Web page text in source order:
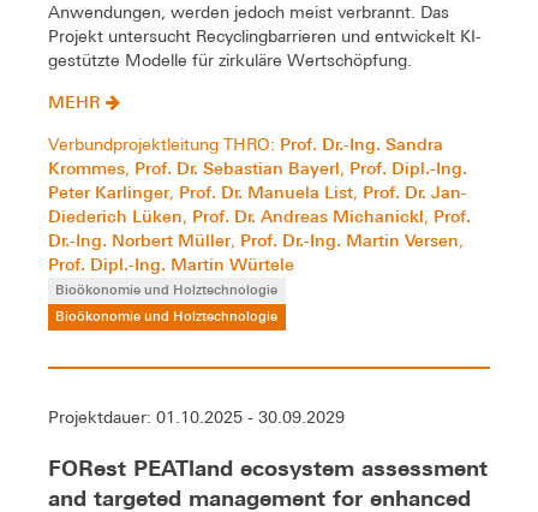
Anwendungen, werden jedoch meist verbrannt. Das
Projekt untersucht Recyclingbarrieren und entwickelt KI-
gestützte Modelle für zirkuläre Wertschöpfung.
MEHR
Verbundprojektleitung THRO: Prof. Dr.-Ing. Sandra
Krommes, Prof. Dr. Sebastian Bayerl, Prof. Dipl.-Ing.
Peter Karlinger, Prof. Dr. Manuela List, Prof. Dr. Jan-
Diederich Lüken, Prof. Dr. Andreas Michanickl, Prof.
Dr.-Ing. Norbert Müller, Prof. Dr.-Ing. Martin Versen,
Prof. Dipl.-Ing. Martin Würtele
Bioökonomie und Holztechnologie
Bioökonomie und Holztechnologie
Projektdauer: 01.10.2025 - 30.09.2029
FORest PEATland ecosystem assessment
and targeted management for enhanced